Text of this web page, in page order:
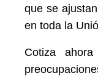
que se
en toda la
Cotiza